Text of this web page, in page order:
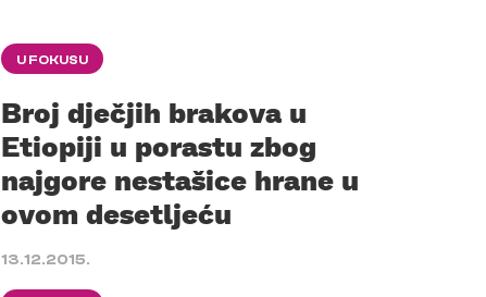
U FOKUSU
Broj dječjih brakova u
Etiopiji u porastu zbog
najgore nestašice hrane u
ovom desetljeću
13.12.2015.